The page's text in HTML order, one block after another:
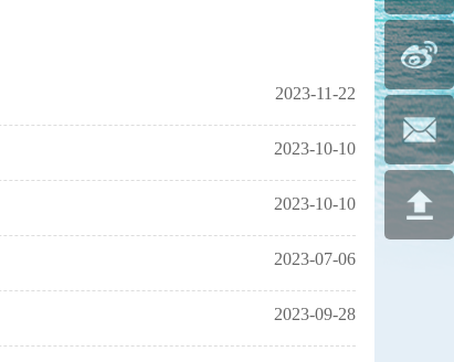
2023-11-22
2023-10-10
2023-10-10
2023-07-06
2023-09-28